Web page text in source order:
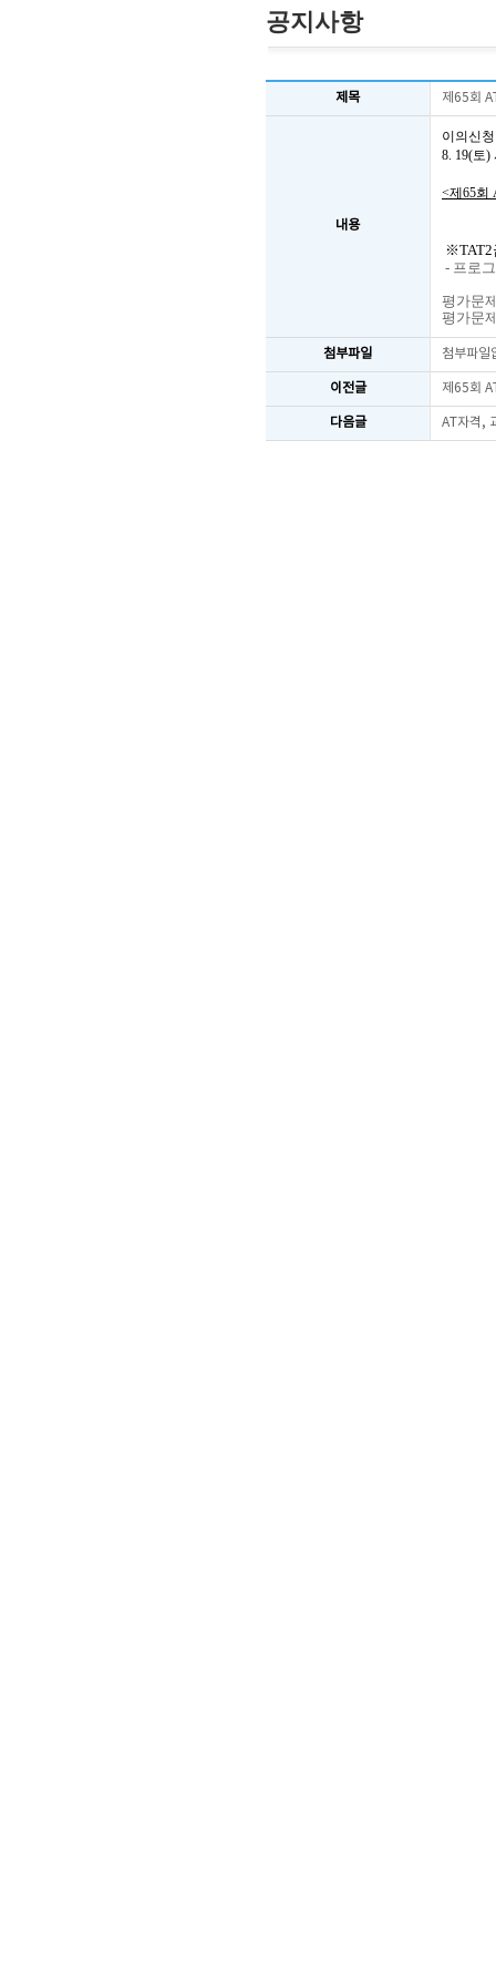
공지사항
제목 제65회
내용
이의신
8. 19(토)
<제65회
※TAT2
- 프로
평가문
평가문
첨부파일 첨부파일
이전글 제65회
다음글 AT자격,